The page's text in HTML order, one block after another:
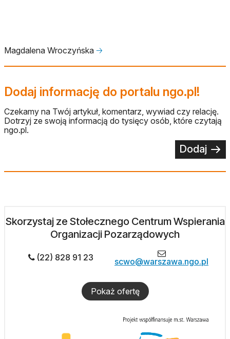
Magdalena Wroczyńska 🡢
Dodaj informację do portalu ngo.pl!
Czekamy na Twój artykuł, komentarz, wywiad czy relację.
Dotrzyj ze swoją informacją do tysięcy osób, które czytają
ngo.pl.
Dodaj
Skorzystaj ze Stołecznego Centrum Wspierania
Organizacji Pozarządowych
(22) 828 91 23 scwo@warszawa.ngo.pl
Pokaż ofertę